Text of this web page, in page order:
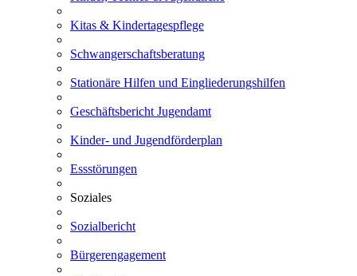
Kitas & Kindertagespflege
Schwangerschaftsberatung
Stationäre Hilfen und Eingliederungshilfen
Geschäftsbericht Jugendamt
Kinder- und Jugendförderplan
Essstörungen
Soziales
Sozialbericht
Bürgerengagement